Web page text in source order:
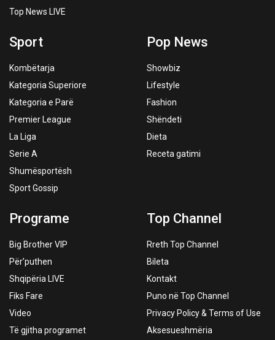
Top News LIVE
Sport
Kombëtarja
Kategoria Superiore
Kategoria e Parë
Premier League
La Liga
Serie A
Shumësportësh
Sport Gossip
Pop News
Showbiz
Lifestyle
Fashion
Shëndeti
Dieta
Receta gatimi
Programe
Big Brother VIP
Për’puthen
Shqipëria LIVE
Fiks Fare
Video
Të gjitha programet
Top Channel
Rreth Top Channel
Bileta
Kontakt
Puno në Top Channel
Privacy Policy & Terms of Use
Aksesueshmëria